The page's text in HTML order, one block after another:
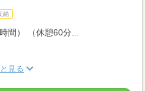
給
間） （休憩60分...
見る